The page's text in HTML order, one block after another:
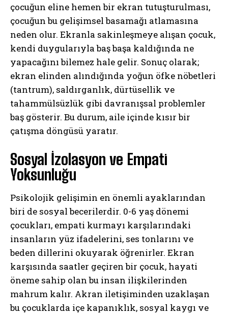
çocuğun eline hemen bir ekran tutuşturulması,
çocuğun bu gelişimsel basamağı atlamasına
neden olur. Ekranla sakinleşmeye alışan çocuk,
kendi duygularıyla baş başa kaldığında ne
yapacağını bilemez hale gelir. Sonuç olarak;
ekran elinden alındığında yoğun öfke nöbetleri
(tantrum), saldırganlık, dürtüsellik ve
tahammülsüzlük gibi davranışsal problemler
baş gösterir. Bu durum, aile içinde kısır bir
çatışma döngüsü yaratır.
Sosyal İzolasyon ve Empati
Yoksunluğu
Psikolojik gelişimin en önemli ayaklarından
biri de sosyal becerilerdir. 0-6 yaş dönemi
çocukları, empati kurmayı karşılarındaki
insanların yüz ifadelerini, ses tonlarını ve
beden dillerini okuyarak öğrenirler. Ekran
karşısında saatler geçiren bir çocuk, hayati
öneme sahip olan bu insan ilişkilerinden
mahrum kalır. Akran iletişiminden uzaklaşan
bu çocuklarda içe kapanıklık, sosyal kaygı ve